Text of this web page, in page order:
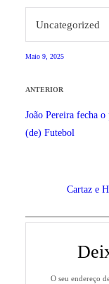
Uncategorized
Maio 9, 2025
ANTERIOR
João Pereira fecha
(de) Futebol
Cartaz e
O seu endereço